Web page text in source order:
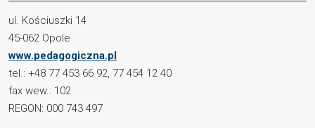
ul. Kościuszki 14
45-062 Opole
www.pedagogiczna.pl
tel.: +48 77 453 66 92, 77 454 12 40
fax wew.: 102
REGON: 000 743 497